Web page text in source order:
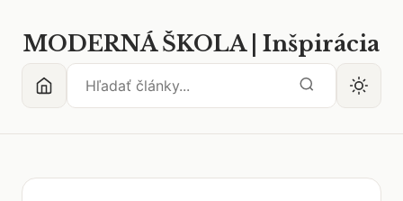
MODERNÁ ŠKOLA | Inšpirácia